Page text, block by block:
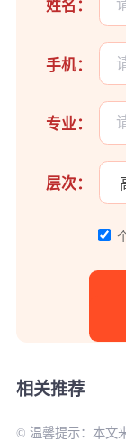
姓名：
手机：
专业：
层次：
相关推荐
© 温馨提示：本文